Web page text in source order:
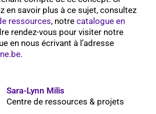
en savoir plus à ce sujet, consultez
ressources, notrecatalogue en
rendez-vous pour visiter notre
en nous écrivant à l’adresse
.
Sara-Lynn Milis
Centre de ressources & projets